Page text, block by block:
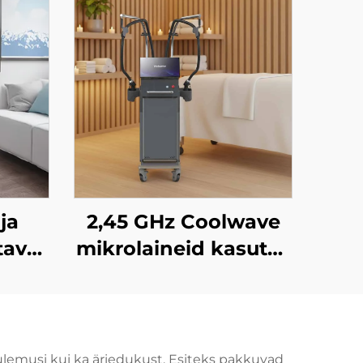
2,45 GHz Coolwave
mikrolaineid kasutav
vähendamiseks,
kui ka äriedukust. Esiteks pakkuvad